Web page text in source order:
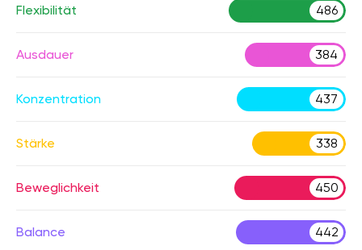
Flexibilität 486
Ausdauer 384
Konzentration 437
Stärke 338
Beweglichkeit 450
Balance 442